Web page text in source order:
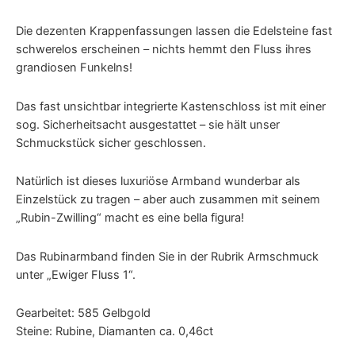
Die dezenten Krappenfassungen lassen die Edelsteine fast
schwerelos erscheinen – nichts hemmt den Fluss ihres
grandiosen Funkelns!
Das fast unsichtbar integrierte Kastenschloss ist mit einer
sog. Sicherheitsacht ausgestattet – sie hält unser
Schmuckstück sicher geschlossen.
Natürlich ist dieses luxuriöse Armband wunderbar als
Einzelstück zu tragen – aber auch zusammen mit seinem
„Rubin-Zwilling“ macht es eine bella figura!
Das Rubinarmband finden Sie in der Rubrik Armschmuck
unter „Ewiger Fluss 1“.
Gearbeitet: 585 Gelbgold
Steine: Rubine, Diamanten ca. 0,46ct